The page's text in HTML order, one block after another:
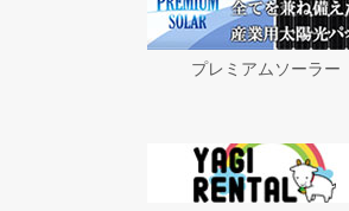
プレミアムソーラー